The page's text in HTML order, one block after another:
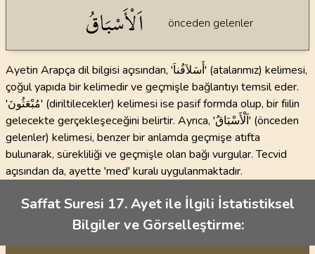
اَلْأَسْبَاقُ önceden gelenler
Ayetin Arapça dil bilgisi açısından, 'أَسَلاَفُناَ' (atalarımız) kelimesi,
çoğul yapıda bir kelimedir ve geçmişle bağlantıyı temsil eder.
'مُبْعَثُونَ' (diriltilecekler) kelimesi ise pasif formda olup, bir fiilin
gelecekte gerçekleşeceğini belirtir. Ayrıca, 'اَلْأَسْبَاقُ' (önceden
gelenler) kelimesi, benzer bir anlamda geçmişe atıfta
bulunarak, sürekliliği ve geçmişle olan bağı vurgular. Tecvid
açısından da, ayette 'med' kuralı uygulanmaktadır.
Saffat Suresi 17. Ayet ile İlgili İstatistiksel
Bilgiler ve Görselleştirme: